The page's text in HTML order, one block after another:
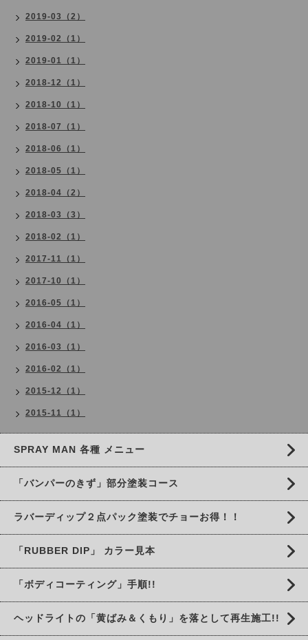
2019-03（2）
2019-02（1）
2019-01（1）
2018-12（1）
2018-10（1）
2018-07（1）
2018-06（1）
2018-05（1）
2018-04（2）
2018-03（3）
2018-02（1）
2017-11（1）
2017-10（1）
2016-05（1）
2016-04（1）
2016-03（1）
2016-02（1）
2015-12（1）
2015-11（1）
SPRAY MAN 各種 メニュー
「バンパーのきず」部分塗装コース
ラバーディップ２点パック塗装でチョーお得！！
「RUBBER DIP」 カラー見本
「ボディコーティング」手順!!
ヘッドライトの「黄ばみ＆くもり」を落として再生施工!!